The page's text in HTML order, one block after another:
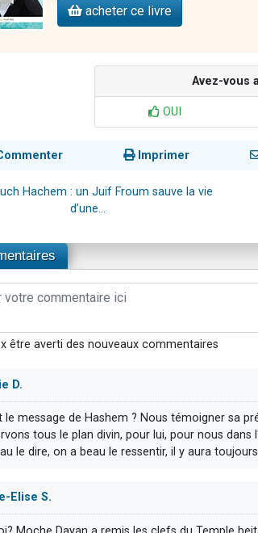
acheter ce livre
Avez-vous
OUI
Imprimer
Hachem : un Juif Froum sauve la vie
d’une...
être averti des nouveaux commentaires
D.
le message de Hashem ? Nous témoigner sa
tous le plan divin, pour lui, pour nous dans
le dire, on a beau le ressentir, il y aura toujours
Elise S.